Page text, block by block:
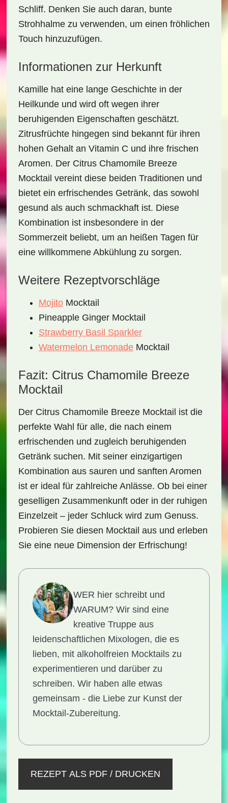
Schliff. Denken Sie auch daran, bunte
Strohhalme zu verwenden, um einen fröhlichen
Touch hinzuzufügen.
Informationen zur Herkunft
Kamille hat eine lange Geschichte in der
Heilkundeund wird oft wegen ihrer
beruhigenden Eigenschaften geschätzt.
Zitrusfrüchte hingegen sind bekannt für ihren
hohen Gehalt an Vitamin C und ihre frischen
Aromen. Der Citrus Chamomile Breeze
Mocktail vereint diese beiden Traditionen und
bietet ein erfrischendes Getränk, das sowohl
gesund als auch schmackhaft ist. Diese
Kombination ist insbesondere in der
Sommerzeit beliebt, um an heißen Tagen für
eine willkommene Abkühlung zu sorgen.
Weitere Rezeptvorschläge
MojitoMocktail
Pineapple Ginger Mocktail
Strawberry Basil Sparkler
Watermelon LemonadeMocktail
Fazit: Citrus Chamomile Breeze
Mocktail
Der Citrus Chamomile Breeze Mocktail ist die
perfekte Wahl für alle, die nach einem
erfrischenden und zugleich beruhigenden
Getränk suchen. Mit seiner einzigartigen
Kombination aus sauren und sanften Aromen
ist er ideal für zahlreiche Anlässe. Ob bei einer
geselligen Zusammenkunft oder in der ruhigen
Einzelzeit – jeder Schluck wird zum Genuss.
Probieren Sie diesen Mocktail aus und erleben
Sie eine neue Dimension der Erfrischung!
WER hier schreibt und
WARUM?Wir sind eine
kreative Truppe aus
leidenschaftlichen Mixologen, die es
lieben, mit alkoholfreien Mocktails zu
experimentieren und darüber zu
schreiben. Wir haben alle etwas
gemeinsam - die Liebe zur Kunst der
Mocktail-Zubereitung.
REZEPT ALS PDF / DRUCKEN